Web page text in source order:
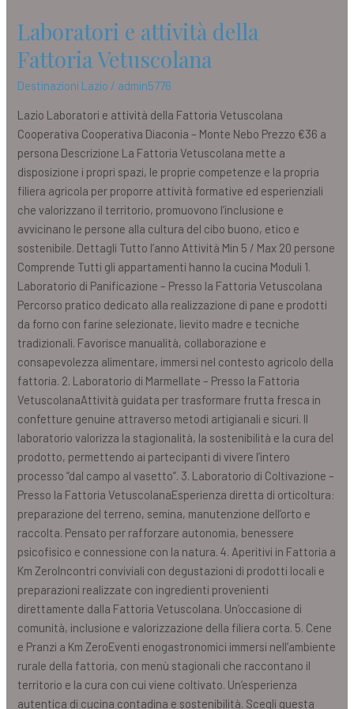
Laboratori e attività della
Fattoria Vetuscolana
Destinazioni Lazio / admin5776
Lazio Laboratori e attività della Fattoria Vetuscolana
Cooperativa Cooperativa Diaconia – Monte Nebo Prezzo €36 a
persona Descrizione La Fattoria Vetuscolana mette a
disposizione i propri spazi, le proprie competenze e la propria
filiera agricola per proporre attività formative ed esperienziali
che valorizzano il territorio, promuovono l’inclusione e
avvicinano le persone alla cultura del cibo buono, etico e
sostenibile. Dettagli Tutto l’anno Attività Min 5 / Max 20 persone
Comprende Tutti gli appartamenti hanno la cucina Moduli 1.
Laboratorio di Panificazione – Presso la Fattoria Vetuscolana
Percorso pratico dedicato alla realizzazione di pane e prodotti
da forno con farine selezionate, lievito madre e tecniche
tradizionali. Favorisce manualità, collaborazione e
consapevolezza alimentare, immersi nel contesto agricolo della
fattoria. 2. Laboratorio di Marmellate – Presso la Fattoria
VetuscolanaAttività guidata per trasformare frutta fresca in
confetture genuine attraverso metodi artigianali e sicuri. Il
laboratorio valorizza la stagionalità, la sostenibilità e la cura del
prodotto, permettendo ai partecipanti di vivere l’intero
processo “dal campo al vasetto”. 3. Laboratorio di Coltivazione –
Presso la Fattoria VetuscolanaEsperienza diretta di orticoltura:
preparazione del terreno, semina, manutenzione dell’orto e
raccolta. Pensato per rafforzare autonomia, benessere
psicofisico e connessione con la natura. 4. Aperitivi in Fattoria a
Km ZeroIncontri conviviali con degustazioni di prodotti locali e
preparazioni realizzate con ingredienti provenienti
direttamente dalla Fattoria Vetuscolana. Un’occasione di
comunità, inclusione e valorizzazione della filiera corta. 5. Cene
e Pranzi a Km ZeroEventi enogastronomici immersi nell’ambiente
rurale della fattoria, con menù stagionali che raccontano il
territorio e la cura con cui viene coltivato. Un’esperienza
autentica di cucina contadina e sostenibilità. Scegli questa